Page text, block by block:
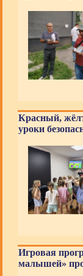
Красный,
уроки
Игровая
малышей»